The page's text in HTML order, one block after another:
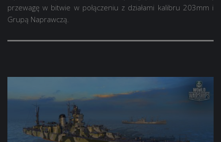
przewagę w bitwie w połączeniu z działami kalibru 203mm i
Grupą Naprawczą.